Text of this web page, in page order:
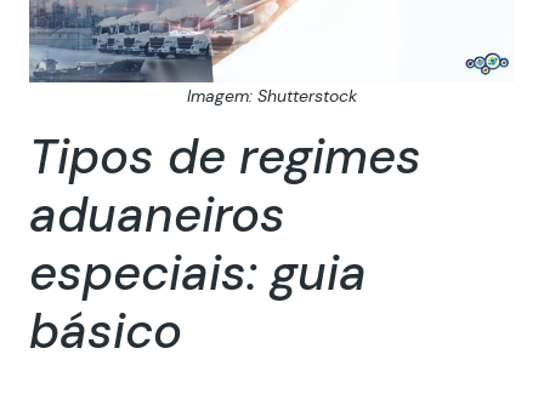
Imagem: Shutterstock
Tipos de regimes
aduaneiros
especiais: guia
básico